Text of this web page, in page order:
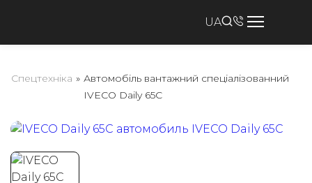
UA
Спецтехніка » Автомобіль вантажний спеціалізованний
IVECO Daily 65C